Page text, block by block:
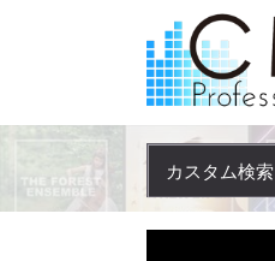
カスタム検索